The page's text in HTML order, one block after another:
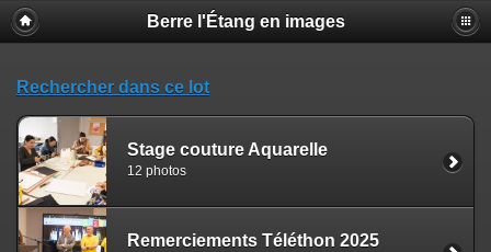
Berre l'Étang en images
Rechercher dans ce lot
Stage couture Aquarelle
12 photos
Remerciements Téléthon 2025